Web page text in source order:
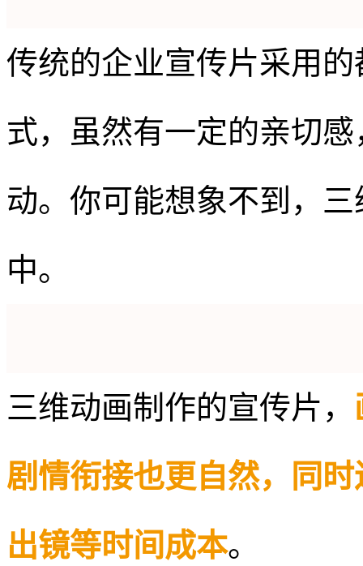
传统的企业宣传片采用
式，虽然有一定的亲切
动。你可能想象不到，
中。
三维动画制作的宣传片，
剧情衔接也更自然，同
出镜等时间成本。